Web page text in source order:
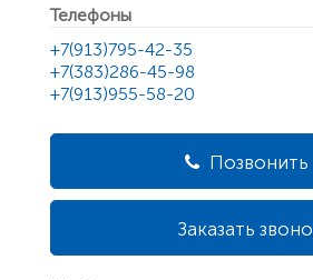
Телефоны
+7(913)795-42-35
+7(383)286-45-98
+7(913)955-58-20
Позвонить
Заказать